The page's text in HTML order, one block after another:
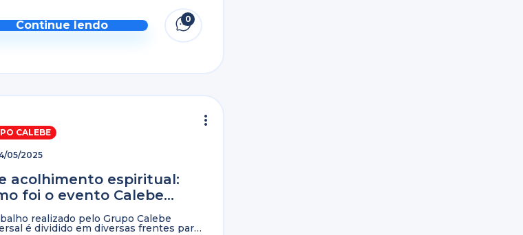
significa ser um peso, mas sim celebrar a
Continue lendo 0
CALEBE
05/2025
acolhimento espiritual:
foi o evento Calebe
pelo Brasil
realizado pelo Grupo Calebe
é dividido em diversas frentes para